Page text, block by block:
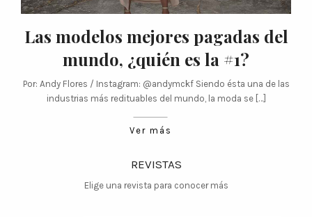
Las modelos mejores pagadas del
mundo, ¿quién es la #1?
Por: Andy Flores / Instagram: @andymckf Siendo ésta una de las
industrias más redituables del mundo, la moda se […]
Ver más
REVISTAS
Elige una revista para conocer más